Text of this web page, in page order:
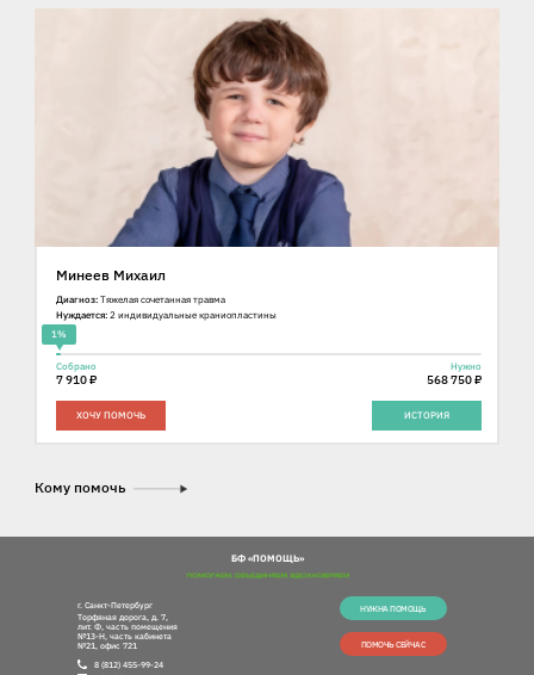
Минеев Михаил
Диагноз: Тяжелая сочетанная травма
Нуждается: 2 индивидуальные краниопластины
1%
Собрано
7 910 ₽
Нужно
568 750 ₽
ХОЧУ ПОМОЧЬ ИСТОРИЯ
Кому помочь
БФ «ПОМОЩЬ»
НУЖНА ПОМОЩЬ
ПОМОЧЬ СЕЙЧАС
г. Санкт-Петербург
Торфяная дорога, д. 7,
лит. Ф, часть помещения
№13-Н, часть кабинета
№21, офис 721
8 (812) 455-99-24